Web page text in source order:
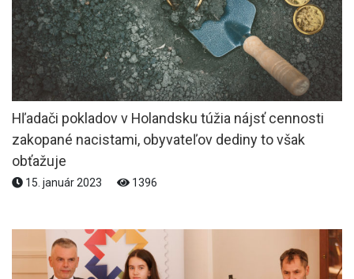
Hľadači pokladov v Holandsku túžia nájsť cennosti
zakopané nacistami, obyvateľov dediny to však
obťažuje
15. január 2023 1396